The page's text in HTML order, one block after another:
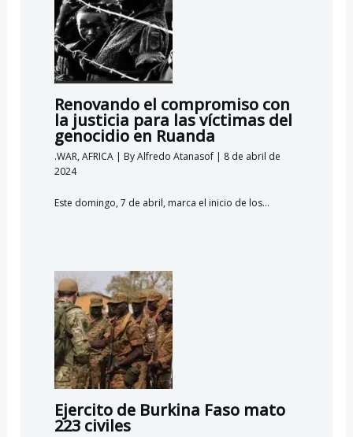
Renovando el compromiso con
la justicia para las víctimas del
genocidio en Ruanda
.WAR,AFRICA| ByAlfredo Atanasof | 8 de abril de
2024
Este domingo, 7 de abril, marca el inicio de los…
Ejercito de Burkina Faso mato
223 civiles